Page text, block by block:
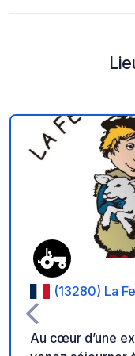
(13280) La
Au cœur d’une